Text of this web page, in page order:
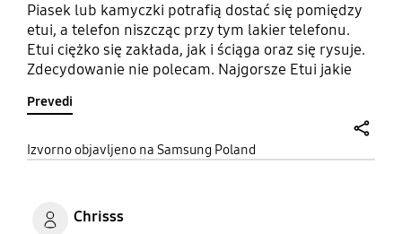
Piasek lub kamyczki potrafią dostać się pomiędzy
etui, a telefon niszcząc przy tym lakier telefonu.
Etui ciężko się zakłada, jak i ściąga oraz się rysuje.
Zdecydowanie nie polecam. Najgorsze Etui jakie
razu)
Prevedi
Izvorno objavljeno na Samsung Poland
Chrisss